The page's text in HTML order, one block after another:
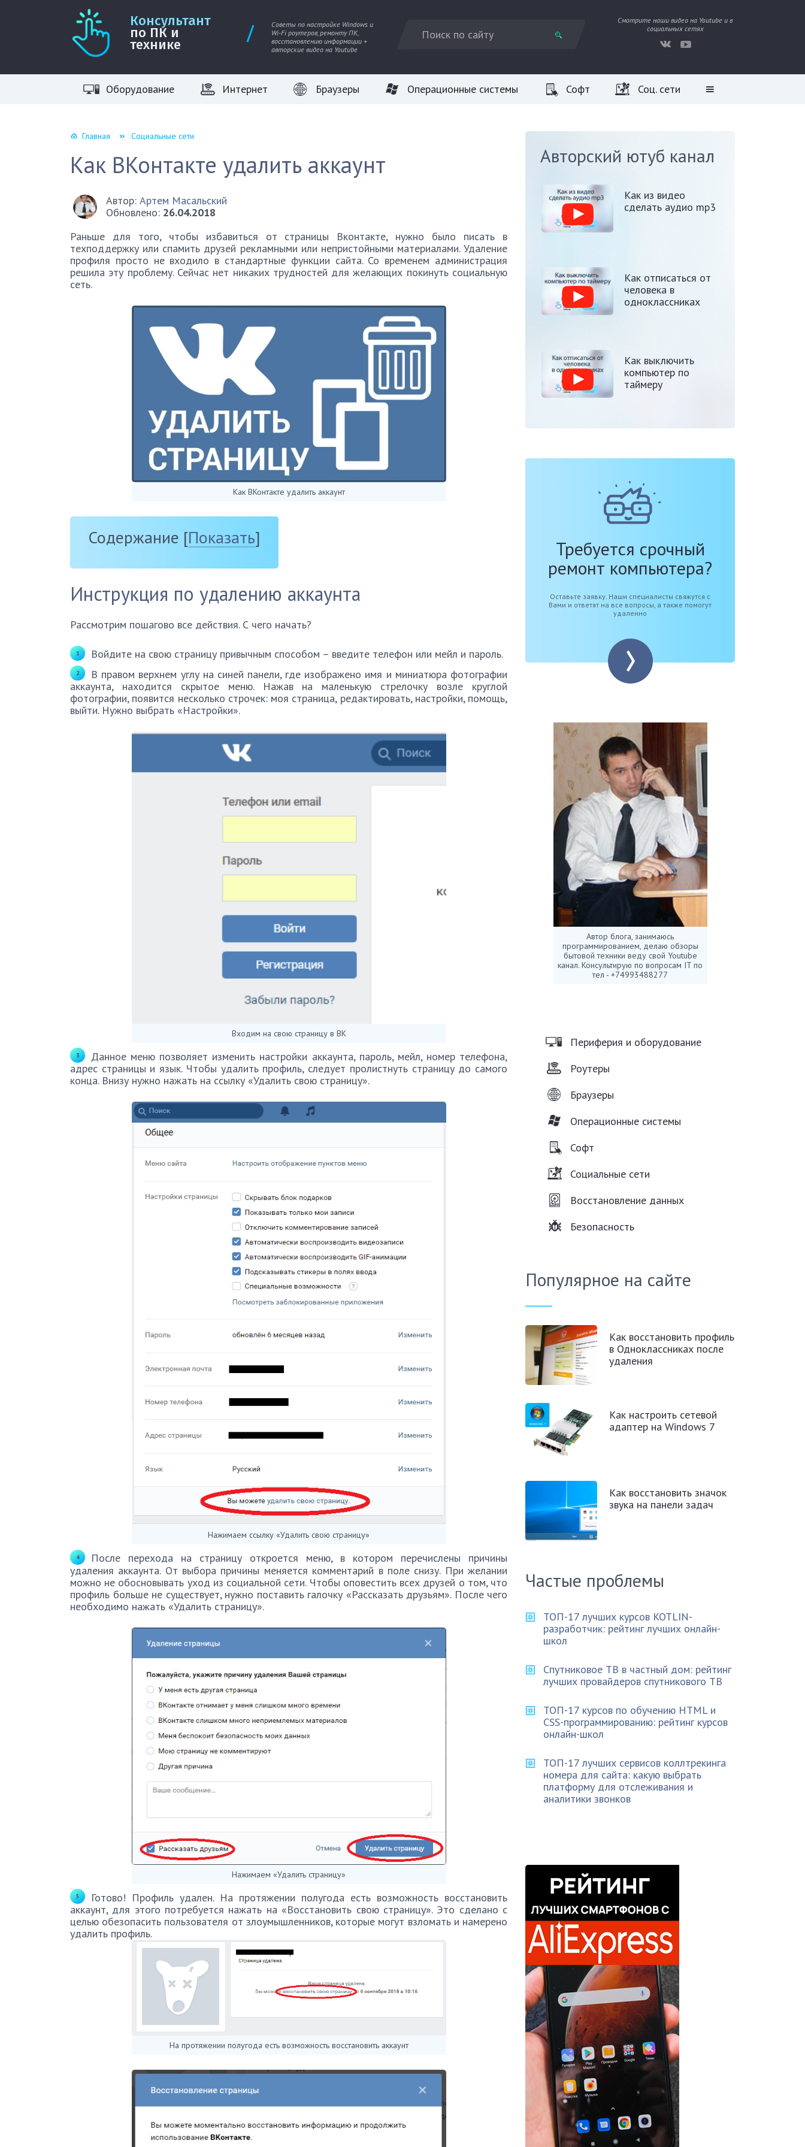
Консультант
по ПК и
технике
Советы по настройке Windows и
Wi-Fi роутеров, ремонту ПК,
восстановлению информации +
авторские видео на Youtube
Смотрите наши видео на Youtube и в
социальных сетях
Оборудование Интернет Браузеры Операционные системы Софт Соц. сети
Главная Социальные сети
Как ВКонтакте удалить аккаунт
Автор: Артем Масальский
Обновлено: 26.04.2018
Раньше для того, чтобы избавиться от страницы Вконтакте, нужно было писать в
техподдержку или спамить друзей рекламными или непристойными материалами. Удаление
профиля просто не входило в стандартные функции сайта. Со временем администрация
решила эту проблему. Сейчас нет никаких трудностей для желающих покинуть социальную
сеть.
Как ВКонтакте удалить аккаунт
Содержание [Показать]
Инструкция по удалению аккаунта
Рассмотрим пошагово все действия. С чего начать?
Войдите на свою страницу привычным способом – введите телефон или мейл и пароль.
В правом верхнем углу на синей панели, где изображено имя и миниатюра фотографии
аккаунта, находится скрытое меню. Нажав на маленькую стрелочку возле круглой
фотографии, появится несколько строчек: моя страница, редактировать, настройки, помощь,
выйти. Нужно выбрать «Настройки».
Входим на свою страницу в ВК
Данное меню позволяет изменить настройки аккаунта, пароль, мейл, номер телефона,
адрес страницы и язык. Чтобы удалить профиль, следует пролистнуть страницу до самого
конца. Внизу нужно нажать на ссылку «Удалить свою страницу».
Нажимаем ссылку «Удалить свою страницу»
После перехода на страницу откроется меню, в котором перечислены причины
удаления аккаунта. От выбора причины меняется комментарий в поле снизу. При желании
можно не обосновывать уход из социальной сети. Чтобы оповестить всех друзей о том, что
профиль больше не существует, нужно поставить галочку «Рассказать друзьям». После чего
необходимо нажать «Удалить страницу».
Нажимаем «Удалить страницу»
Готово! Профиль удален. На протяжении полугода есть возможность восстановить
аккаунт, для этого потребуется нажать на «Восстановить свою страницу». Это сделано с
целью обезопасить пользователя от злоумышленников, которые могут взломать и намерено
удалить профиль.
На протяжении полугода есть возможность восстановить аккаунт
Авторский ютуб канал
Как из видео
сделать аудио mp3
Как отписаться от
человека в
одноклассниках
Как выключить
компьютер по
таймеру
Требуется срочный
ремонт компьютера?
Оставьте заявку. Наши специалисты свяжутся с
Вами и ответят на все вопросы, а также помогут
удаленно
Автор блога, занимаюсь
программированием, делаю обзоры
бытовой техники веду свой Youtube
канал. Консультирую по вопросам IT по
тел - +74993488277
Периферия и оборудование
Роутеры
Браузеры
Операционные системы
Софт
Социальные сети
Восстановление данных
Безопасность
Популярное на сайте
Как восстановить профиль
в Одноклассниках после
удаления
Как настроить сетевой
адаптер на Windows 7
Как восстановить значок
звука на панели задач
Частые проблемы
ТОП-17 лучших курсов KOTLIN-
разработчик: рейтинг лучших онлайн-
школ
Спутниковое ТВ в частный дом: рейтинг
лучших провайдеров спутникового ТВ
ТОП-17 курсов по обучению HTML и
CSS-программированию: рейтинг курсов
онлайн-школ
ТОП-17 лучших сервисов коллтрекинга
номера для сайта: какую выбрать
платформу для отслеживания и
аналитики звонков